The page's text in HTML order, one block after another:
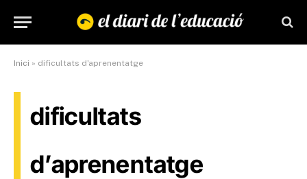
Inici » dificultats d'aprenentatge
dificultats
d’aprenentatge